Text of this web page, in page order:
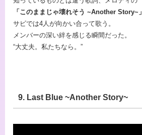
「このままじゃ壊れそう ~Another Story~」
サビでは4人が向かい合って歌う。
メンバーの深い絆を感じる瞬間だった。
“大丈夫。私たちなら。”
9. Last Blue ~Another Story~